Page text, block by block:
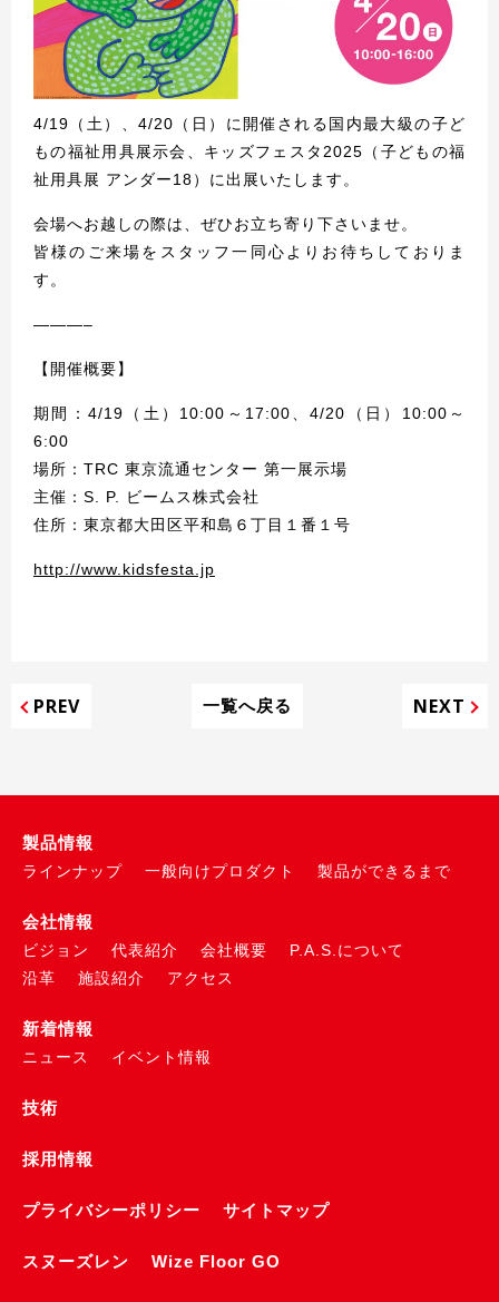
4/19（土）、4/20（日）に開催される国内最大級の子ど
もの福祉用具展示会、キッズフェスタ2025（子どもの福
祉用具展 アンダー18）に出展いたします。
会場へお越しの際は、ぜひお立ち寄り下さいませ。
皆様のご来場をスタッフ一同心よりお待ちしておりま
す。
———–
【開催概要】
期間：4/19（土）10:00～17:00、4/20（日）10:00～
6:00
場所：TRC 東京流通センター 第一展示場
主催：S. P. ビームス株式会社
住所：東京都大田区平和島６丁目１番１号
http://www.kidsfesta.jp
PREV 一覧へ戻る NEXT
製品情報
ラインナップ 一般向けプロダクト 製品ができるまで
会社情報
ビジョン 代表紹介 会社概要
P.A.S.について
沿革
施設紹介 アクセス
新着情報
ニュース イベント情報
技術
採用情報
プライバシーポリシー サイトマップ
スヌーズレン Wize Floor GO